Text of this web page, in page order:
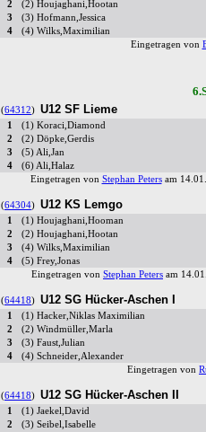
2
(2) Houjaghani,Hootan
3
(3) Hofmann,Jessica
4
(4) Wilks,Maximilian
Eingetragen von
(64312) U12 SF Lieme
1 (1) Koraci,Diamond
2
(2) Döpke,Gerdis
3
(5) Ali,Jan
4
(6) Ali,Halaz
Eingetragen von Stephan Petersam
(64304) U12 KS Lemgo
1 (1) Houjaghani,Hooman
2
(2) Houjaghani,Hootan
3
(4) Wilks,Maximilian
4
(5) Frey,Jonas
Eingetragen von Stephan Peters am
(64418) U12 SG Hücker-Aschen I
1 (1) Hacker,Niklas Maximilian
2
(2) Windmüller,Marla
3
(3) Faust,Julian
4
(4) Schneider,Alexander
Eingetragen von
(64418) U12 SG Hücker-Aschen II
1 (1) Jaekel,David
2
(3) Seibel,Isabelle